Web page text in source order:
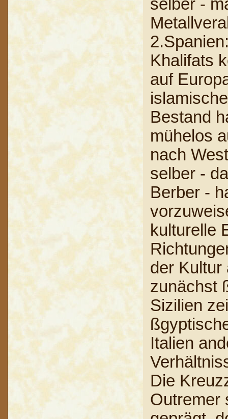
selber -
Khalifats
auf
Bestand
mühelos
nach
selber -
Berber -
kulturelle
der Kultur
zunächst
Sizilien
Italien
Die
Outremer